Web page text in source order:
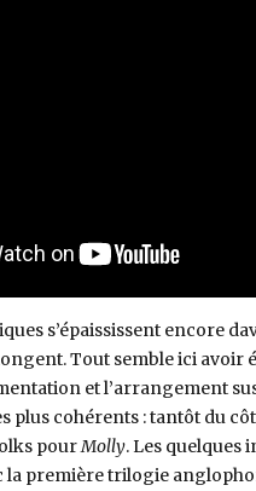
s’épaississent encore
Tout semble ici avoir
et l’arrangement
plus cohérents : tantôt du
pourMolly. Les quelques
la première trilogie